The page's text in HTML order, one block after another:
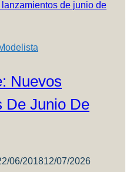
Nuevos
De Junio De
06/201812/07/2026